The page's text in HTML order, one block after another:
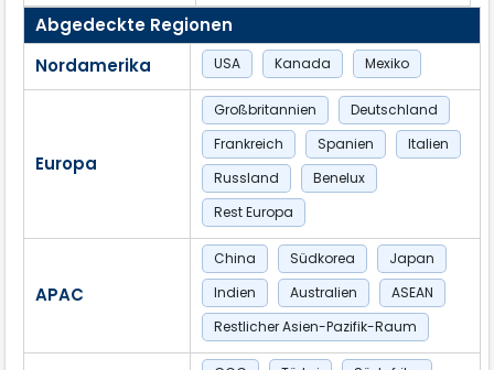
Abgedeckte Regionen
Nordamerika
USA Kanada Mexiko
Europa
Großbritannien
Deutschland
Frankreich
Spanien
Italien
Russland
Benelux
Rest Europa
APAC
China Südkorea
Japan
Indien
Australien
ASEAN
Restlicher Asien-Pazifik-Raum